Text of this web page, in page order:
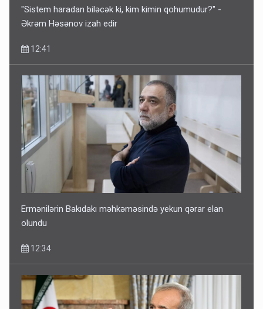
"Sistem haradan biləcək ki, kim kimin qohumudur?" -
Əkrəm Həsənov izah edir
12:41
Ermənilərin Bakıdakı məhkəməsində yekun qərar elan
olundu
12:34